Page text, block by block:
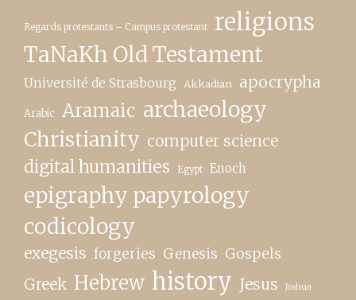
Regards protestants – Campus protestant religions
TaNaKh Old Testament
Université de Strasbourg Akkadian apocrypha
Arabic Aramaic archaeology
Christianity computer science
digital humanities Egypt Enoch
epigraphy papyrology
codicology
exegesis forgeries Genesis Gospels
Greek Hebrew history Jesus Joshua